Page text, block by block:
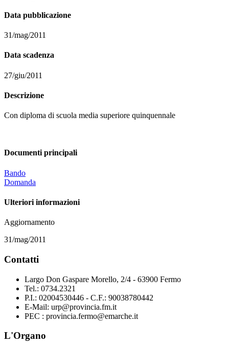
Data pubblicazione
31/mag/2011
Data scadenza
27/giu/2011
Descrizione
Con diploma di scuola media superiore quinquennale
Documenti principali
Bando
Domanda
Ulteriori informazioni
Aggiornamento
31/mag/2011
Contatti
Largo Don Gaspare Morello, 2/4 - 63900 Fermo
Tel.: 0734.2321
P.I.: 02004530446 - C.F.: 90038780442
E-Mail: urp@provincia.fm.it
PEC : provincia.fermo@emarche.it
L'Organo